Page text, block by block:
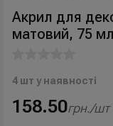
Акрил для
матовий, 75
4 шт у наявності
158.50грн./шт